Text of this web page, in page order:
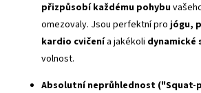
přizpůsobí každému pohybu
omezovaly. Jsou perfektní projógu,
kardio cvičenía jakékoli dynamické
volnost.
Absolutní neprůhlednost ("Squat-